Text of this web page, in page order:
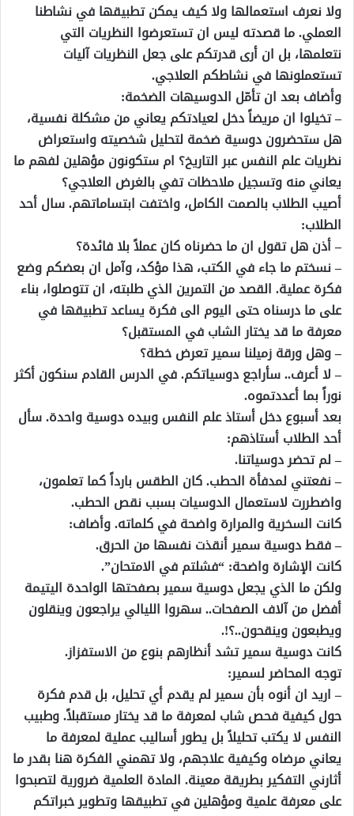
ولا نعرف استعمالها ولا كيف يمكن تطبيقها في نشاطنا
العملي. ما قصدته ليس ان تستعرضوا النظريات التي
نتعلمها، بل ان أرى قدرتكم على جعل النظريات آليات
تستعملونها في نشاطكم العلاجي.
وأضاف بعد ان تأمّل الدوسيهات الضخمة:
– تخيلوا ان مريضاً دخل لعيادتكم يعاني من مشكلة نفسية،
هل ستحضرون دوسية ضخمة لتحليل شخصيته واستعراض
نظريات علم النفس عبر التاريخ؟ ام ستكونون مؤهلين لفهم ما
يعاني منه وتسجيل ملاحظات تفي بالغرض العلاجي؟
أصيب الطلاب بالصمت الكامل، واختفت ابتساماتهم. سال أحد
الطلاب:
– أذن هل تقول ان ما حضرناه كان عملاً بلا فائدة؟
– نسختم ما جاء في الكتب، هذا مؤكد، وآمل ان بعضكم وضع
فكرة عملية. القصد من التمرين الذي طلبته، ان تتوصلوا، بناء
على ما درسناه حتى اليوم الى فكرة يساعد تطبيقها في
معرفة ما قد يختار الشاب في المستقبل؟
– وهل ورقة زميلنا سمير تعرض خطة؟
– لا أعرف.. سأراجع دوسياتكم. في الدرس القادم سنكون أكثر
نوراً بما أعددتموه.
بعد أسبوع دخل أستاذ علم النفس وبيده دوسية واحدة. سأل
أحد الطلاب أستاذهم:
– لم تحضر دوسياتنا.
– نفعتني لمدفأة الحطب. كان الطقس بارداً كما تعلمون،
واضطررت لاستعمال الدوسيات بسبب نقص الحطب.
كانت السخرية والمرارة واضحة في كلماته. وأضاف:
– فقط دوسية سمير أنقذت نفسها من الحرق.
كانت الإشارة واضحة: “فشلتم في الامتحان”.
ولكن ما الذي يجعل دوسية سمير بصفحتها الواحدة اليتيمة
أفضل من آلاف الصفحات.. سهروا الليالي يراجعون وينقلون
ويطبعون وينقحون..؟!.
كانت دوسية سمير تشد أنظارهم بنوع من الاستفزاز.
توجه المحاضر لسمير:
– اريد ان أنوه بأن سمير لم يقدم أي تحليل، بل قدم فكرة
حول كيفية فحص شاب لمعرفة ما قد يختار مستقبلاً. وطبيب
النفس لا يكتب تحليلاً بل يطور أساليب عملية لمعرفة ما
يعاني مرضاه وكيفية علاجهم، ولا تهمني الفكرة هنا بقدر ما
أثارني التفكير بطريقة معينة. المادة العلمية ضرورية لتصبحوا
على معرفة علمية ومؤهلين في تطبيقها وتطوير خبراتكم